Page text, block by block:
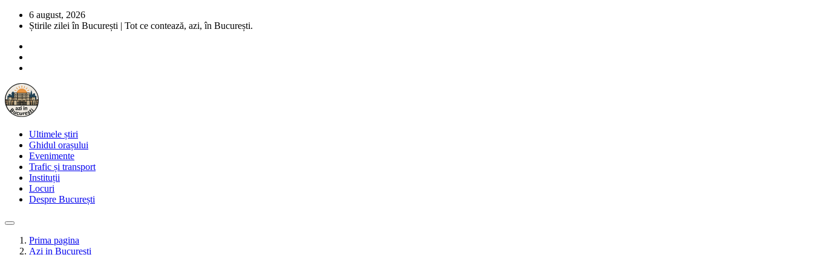
6 august, 2026
Știrile zilei în București | Tot ce contează, azi, în București.
Ultimele știri
Ghidul orașului
Evenimente
Trafic și transport
Instituții
Locuri
Despre București
Prima pagina
Azi in Bucuresti